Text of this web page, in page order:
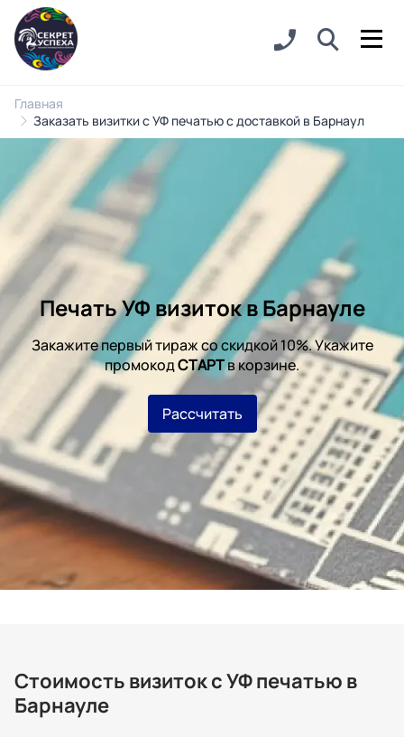
Главная
Заказать визитки с УФ печатью с доставкой в Барнаул
Печать УФ визиток в Барнауле
Закажите первый тираж со скидкой 10%. Укажите
промокодСТАРТв корзине.
Рассчитать
Стоимость визиток с УФ печатью в
Барнауле